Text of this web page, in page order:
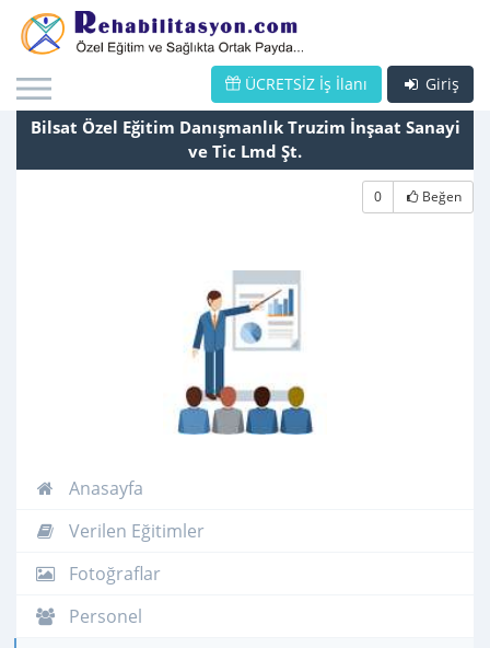
Giriş
ÜCRETSİZ İş İlanı
Bilsat Özel Eğitim Danışmanlık Truzim İnşaat Sanayi
ve Tic Lmd Şt.
0 Beğen
Anasayfa
Verilen Eğitimler
Fotoğraflar
Personel